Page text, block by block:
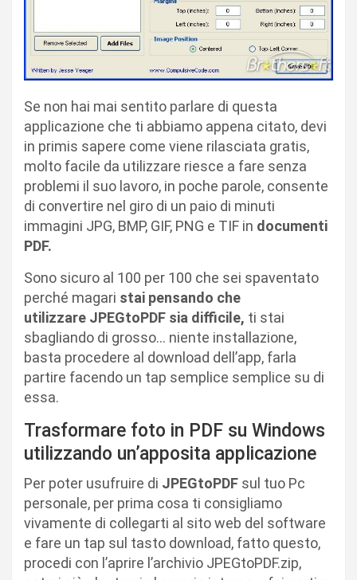
Se non hai mai sentito parlare di questa
applicazione che ti abbiamo appena citato, devi
in primis sapere come viene rilasciata gratis,
molto facile da utilizzare riesce a fare senza
problemi il suo lavoro, in poche parole, consente
di convertire nel giro di un paio di minuti
immagini JPG, BMP, GIF, PNG e TIF in documenti
PDF.
Sono sicuro al 100 per 100 che sei spaventato
perché magari stai pensando che
utilizzare JPEGtoPDF sia difficile, ti stai
sbagliando di grosso… niente installazione,
basta procedere al download dell’app, farla
partire facendo un tap semplice semplice su di
essa.
Trasformare foto in PDF su Windows
utilizzando un’apposita applicazione
Per poter usufruire di JPEGtoPDF sul tuo Pc
personale, per prima cosa ti consigliamo
vivamente di collegarti al sito web del software
e fare un tap sul tasto download, fatto questo,
procedi con l’aprire l’archivio JPEGtoPDF.zip,